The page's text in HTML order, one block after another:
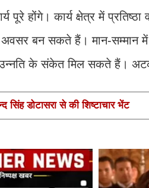
होंगे। कार्य क्षेत्र में प्रतिष्ठा
बन सकते हैं। मान-सम्मान
के संकेत मिल सकते हैं।
सिंह डोटासरा से की शिष्टाचार भेंट